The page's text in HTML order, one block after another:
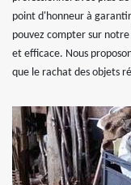
point d'honneur à
pouvez compter sur
et efficace. Nous
que le rachat des objets